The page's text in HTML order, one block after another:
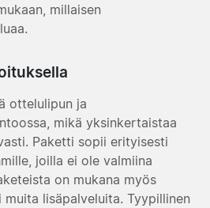
millaisen
ottelulipun ja
mikä yksinkertaistaa
Paketti sopii erityisesti
joilla ei ole valmiina
on mukana myös
lisäpalveluita. Tyypillinen